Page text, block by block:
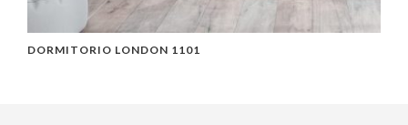
DORMITORIO LONDON 1101